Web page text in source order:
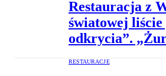
Restauracja z
światowej liście
odkrycia”.
RESTAURACJE